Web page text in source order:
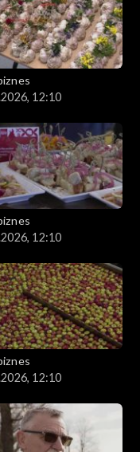
12:10
12:10
12:10